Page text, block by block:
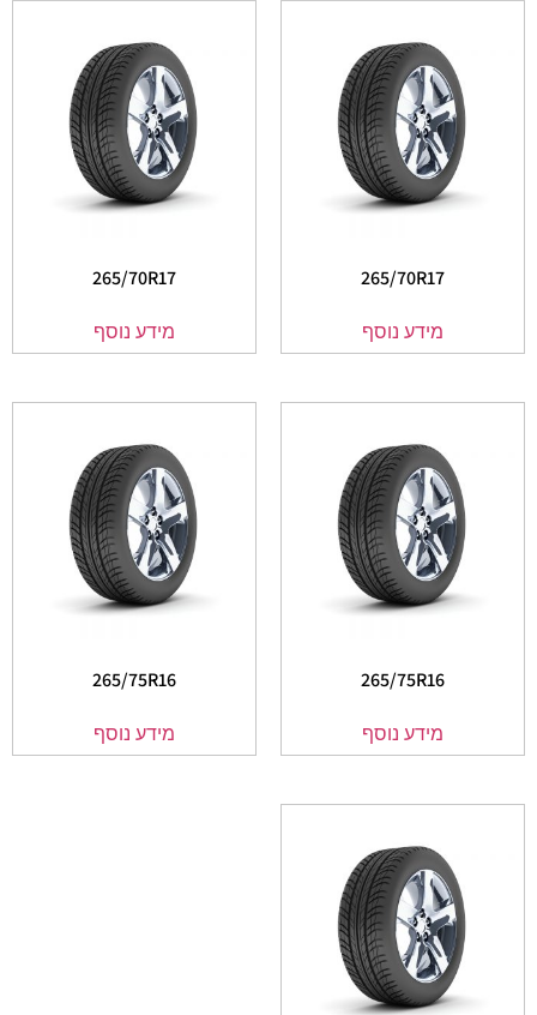
265/70R17
מידע נוסף
265/70R17
מידע נוסף
265/75R16
מידע נוסף
265/75R16
מידע נוסף